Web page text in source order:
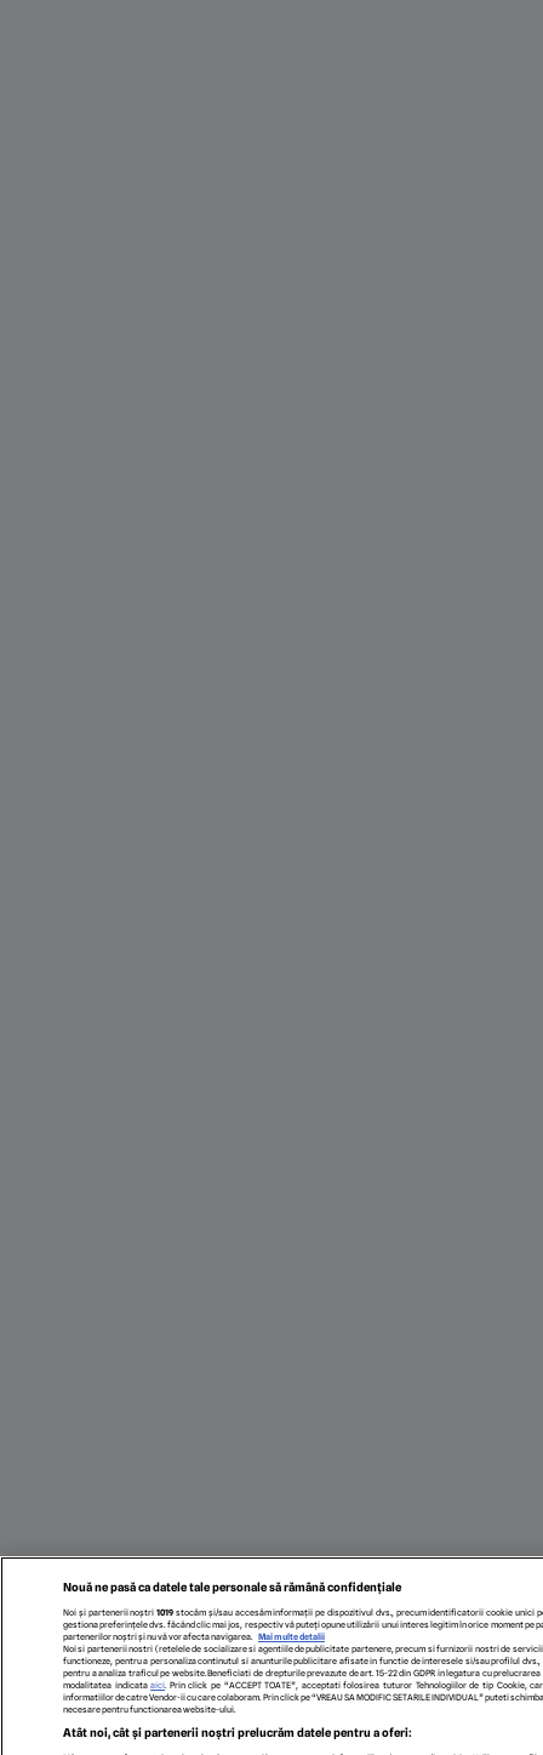
Nouă ne pasă ca datele tale personale să rămână confidențiale
Noi și partenerii noștri1019 stocăm și/sau accesăm informații pe dispozitivul dvs., precum identificatorii cookie unici
gestiona preferințele dvs. făcând clic mai jos, respectiv vă puteți opune utilizării unui interes legitim în orice moment
partenerilor noștri și nu vă vor afecta navigarea.
Mai multe detalii
Noi si partenerii nostri (retelele de socializare si agentiile de publicitate partenere, precum si furnizorii nostri de
functioneze, pentru a personaliza continutul si anunturile publicitare afisate in functie de interesele si/sau profilul
pentru a analiza traficul pe website. Beneficiati de drepturile prevazute de art. 15-22 din GDPR in legatura cu
modalitatea indicataaici . Prin click pe “ACCEPT TOATE”, acceptati folosirea tuturor Tehnologiilor de tip Cookie,
informatiilor de catre Vendor-ii cu care colaboram. Prin click pe “VREAU SA MODIFIC SETARILE INDIVIDUAL” puteti
necesare pentru functionarea website-ului.
Atât noi, cât și partenerii noștri prelucrăm datele pentru a oferi: